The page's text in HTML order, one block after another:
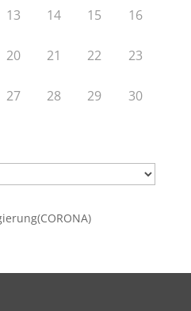
13 14 15 16
20 21 22 23
27 28 29 30